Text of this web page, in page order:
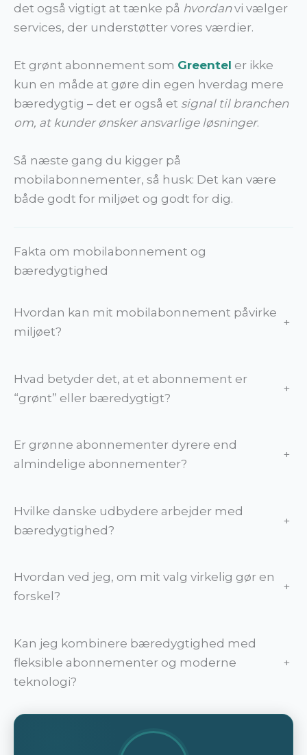
det også vigtigt at tænke på hvordanvi vælger
services, der understøtter vores værdier.
Et grønt abonnement som Greentel er ikke
kun en måde at gøre din egen hverdag mere
bæredygtig – det er også et signal til branchen
om, at kunder ønsker ansvarlige løsninger.
Så næste gang du kigger på
mobilabonnementer, så husk: Det kan være
både godt for miljøet og godt for dig.
Fakta om mobilabonnement og
bæredygtighed
Hvordan kan mit mobilabonnement påvirke
miljøet?
+
Hvad betyder det, at et abonnement er
“grønt” eller bæredygtigt?
+
Er grønne abonnementer dyrere end
almindelige abonnementer?
+
Hvilke danske udbydere arbejder med
bæredygtighed?
+
Hvordan ved jeg, om mit valg virkelig gør en
forskel?
+
Kan jeg kombinere bæredygtighed med
fleksible abonnementer og moderne
teknologi?
+